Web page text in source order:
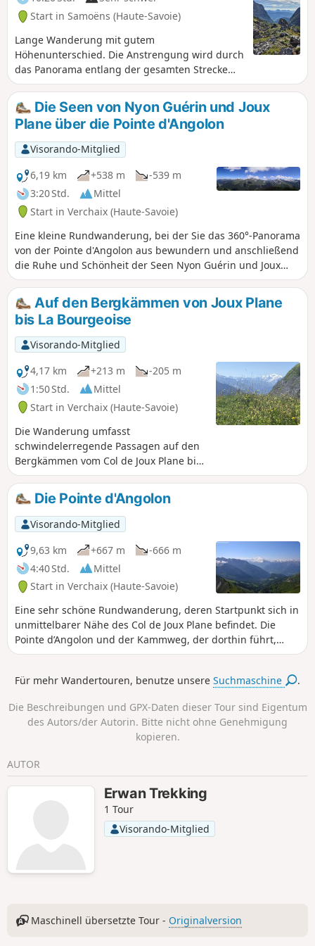
Start in Samoëns (Haute-Savoie)
Lange Wanderung mit gutem
Höhenunterschied. Die Anstrengung wird durch
das Panorama entlang der gesamten Strecke
belohnt.
Die Seen von Nyon Guérin und Joux
Plane über die Pointe d'Angolon
Visorando-Mitglied
6,19 km
+538 m
-539 m
3:20 Std.
Mittel
Start in Verchaix (Haute-Savoie)
Eine kleine Rundwanderung, bei der Sie das 360°-Panorama
von der Pointe d'Angolon aus bewundern und anschließend
die Ruhe und Schönheit der Seen Nyon Guérin und Joux
Plane genießen können. Achtung: Der Weg über die
Bergkämme ist für Personen mit Höhenangst
möglicherweise nicht geeignet.
Auf den Bergkämmen von Joux Plane
bis La Bourgeoise
Visorando-Mitglied
4,17 km
+213 m
-205 m
1:50 Std.
Mittel
Start in Verchaix (Haute-Savoie)
Die Wanderung umfasst
schwindelerregende Passagen auf den
Bergkämmen vom Col de Joux Plane bis
zur Bourgeoise, von wo aus man
Samoëns und das Giffre-Tal überblickt.
Die Pointe d'Angolon
Visorando-Mitglied
9,63 km
+667 m
-666 m
4:40 Std.
Mittel
Start in Verchaix (Haute-Savoie)
Eine sehr schöne Rundwanderung, deren Startpunkt sich in
unmittelbarer Nähe des Col de Joux Plane befindet. Die
Pointe d’Angolon und der Kammweg, der dorthin führt,
bieten einen außergewöhnlichen Panoramablick.
Für mehr Wandertouren, benutze unsereSuchmaschine .
Die Beschreibungen und GPX-Daten dieser Tour sind Eigentum
des Autors/der Autorin. Bitte nicht ohne Genehmigung
kopieren.
AUTOR
Erwan Trekking
1 Tour
Visorando-Mitglied
Maschinell übersetzte Tour - Originalversion